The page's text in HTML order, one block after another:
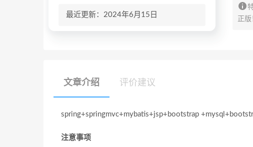
最近更新：2024年6月15日
正
文章介绍 评价建议
spring+springmvc+mybatis+jsp+bootstrap
注意事项